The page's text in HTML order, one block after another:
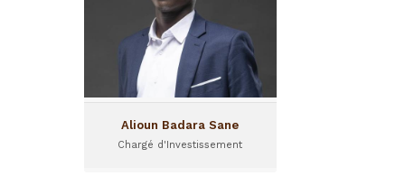
Alioun Badara Sane
Chargé d'Investissement
Chargé d’Investissement sur
le programme IPAE.